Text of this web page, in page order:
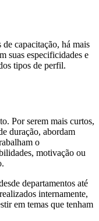
capacitação, há mais
suas especificidades e
tipos de perfil.
Por serem mais curtos,
duração, abordam
o
motivação ou
departamentos até
internamente,
em temas que tenham